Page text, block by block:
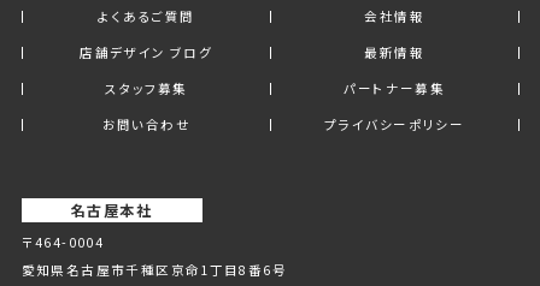
よくあるご質問
会社情報
店舗デザイン ブログ
最新情報
スタッフ募集
パートナー募集
お問い合わせ
プライバシーポリシー
名古屋本社
〒464-0004
愛知県名古屋市千種区京命1丁⽬8番6号